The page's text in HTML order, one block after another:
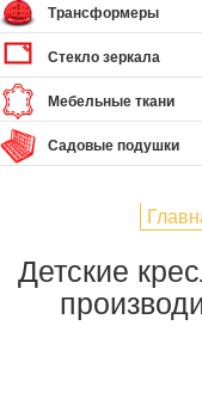
Трансформеры
Стекло зеркала
Мебельные ткани
Садовые подушки
Детские